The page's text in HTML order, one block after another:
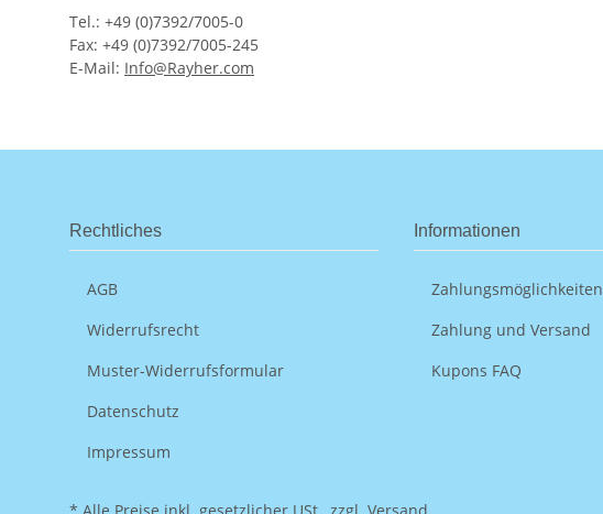
Tel.: +49 (0)7392/7005-0
Fax: +49 (0)7392/7005-245
E-Mail: Info@Rayher.com
Rechtliches
AGB
Widerrufsrecht
Muster-Widerrufsformular
Datenschutz
Impressum
Informationen
Zahlungsmöglichkeiten
Zahlung und Versand
Kupons FAQ